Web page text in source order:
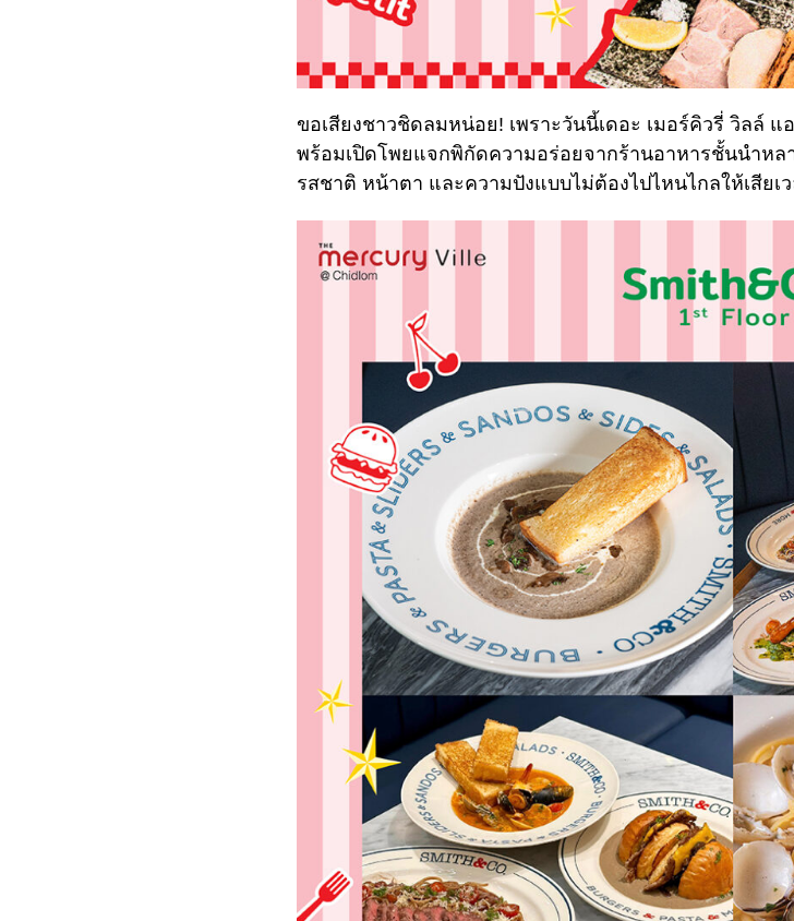
ขอเสียงชาวชิดลมหน่อย! เพราะวันนี้เดอะ เมอร์คิวรี่ วิลล์
พร้อมเปิดโพยแจกพิกัดความอร่อยจากร้านอาหารชั้นนำห
รสชาติ หน้าตา และความปังแบบไม่ต้องไปไหนไกลให้เสียเ